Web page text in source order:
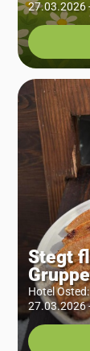
27.03.2026
Stegt
Hotel Osted:
27.03.2026